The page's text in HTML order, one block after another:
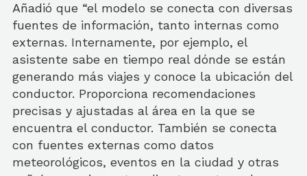
Añadió que “el modelo se conecta con diversas
fuentes de información, tanto internas como
externas. Internamente, por ejemplo, el
asistente sabe en tiempo real dónde se están
generando más viajes y conoce la ubicación del
conductor. Proporciona recomendaciones
precisas y ajustadas al área en la que se
encuentra el conductor. También se conecta
con fuentes externas como datos
meteorológicos, eventos en la ciudad y otras